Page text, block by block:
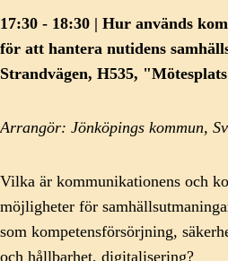
17:30 - 18:30 | Hur används
för att hantera nutidens
Strandvägen, H535,
Arrangör: Jönköpings kommun,
Vilka är kommunikationens och
möjligheter för
som kompetensförsörjning,
och hållbarhet, digitalisering?